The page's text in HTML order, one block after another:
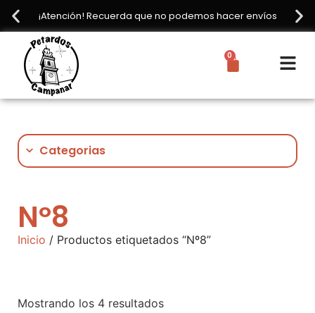
¡Atención! Recuerda que no podemos hacer envíos
0
Categorias
Nº8
Inicio / Productos etiquetados “Nº8”
Mostrando los 4 resultados